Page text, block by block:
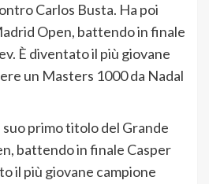
Carlos Busta. Ha poi
Open, battendo in finale
È diventato il più giovane
un Masters 1000 da Nadal
suo primo titolo del Grande
battendo in finale Casper
il più giovane campione